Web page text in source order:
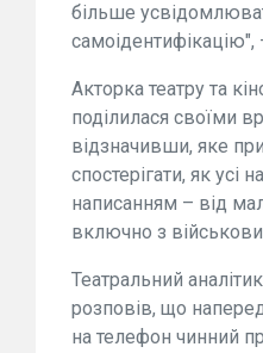
більше
самоідентифікацію",
Акторка театру та
поділилася своїми
відзначивши, яке
спостерігати, як усі
написанням – від
включно з
Театральний
розповів, що
на телефон чинний